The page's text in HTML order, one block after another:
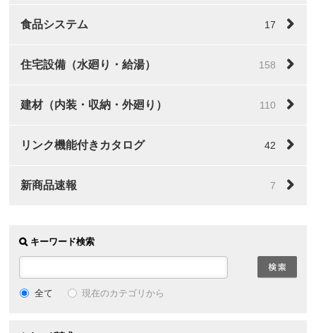
食品システム 17
住宅設備（水廻り・給湯） 158
建材（内装・収納・外廻り） 110
リンク機能付きカタログ 42
新商品速報 7
キーワード検索
全て 現在のカテゴリから